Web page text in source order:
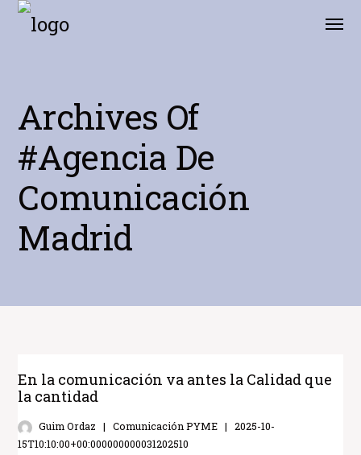
Archives Of
#agencia De
Comunicación
Madrid
En la comunicación va antes la Calidad que
la cantidad
Guim Ordaz Comunicación PYME
2025-10-
15T10:10:00+00:000000000031202510